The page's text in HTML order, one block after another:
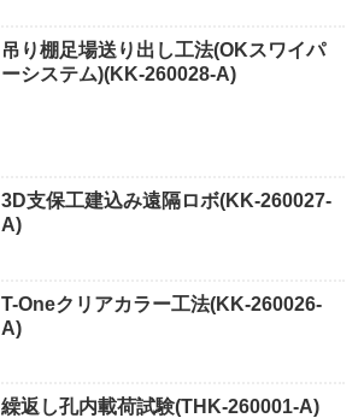
吊り棚足場送り出し工法(OKスワイパ
ーシステム)(KK-260028-A)
3D支保工建込み遠隔ロボ(KK-260027-
A)
T-Oneクリアカラー工法(KK-260026-
A)
繰返し孔内載荷試験(THK-260001-A)